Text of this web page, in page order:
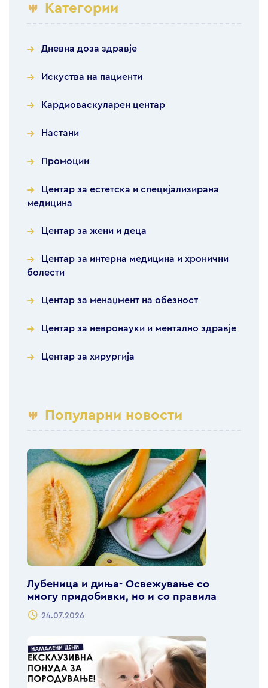
Категории
Дневна доза здравје
Искуства на пациенти
Кардиоваскуларен центар
Настани
Промоции
Центар за естетска и специјализирана
медицина
Центар за жени и деца
Центар за интерна медицина и хронични
болести
Центар за менаџмент на обезност
Центар за невронауки и ментално здравје
Центар за хирургија
Популарни новости
Лубеница и диња- Освежување со
многу придобивки, но и со правила
24.07.2026